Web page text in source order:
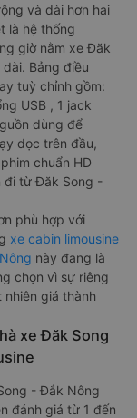
và dài hơn hai
là hệ thống
giờ nằm xe Đăk
Bảng điều
tuỳ chỉnh gồm:
USB , 1 jack
dùng để
dọc trên đầu,
chuẩn HD
đi từ Đăk Song -
phù hợp với
xe cabin limousine
này đang là
chọn vì sự riêng
giá thành
xe Đăk Song
- Đắk Nông
đánh giá từ 1 đến